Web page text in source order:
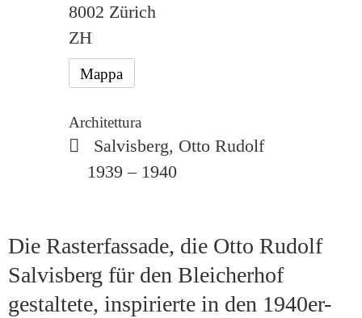
8002 Zürich
ZH
Mappa
Architettura
Salvisberg, Otto Rudolf
1939 – 1940
Die Rasterfassade, die Otto Rudolf
Salvisberg für den Bleicherhof
gestaltete, inspirierte in den 1940er-